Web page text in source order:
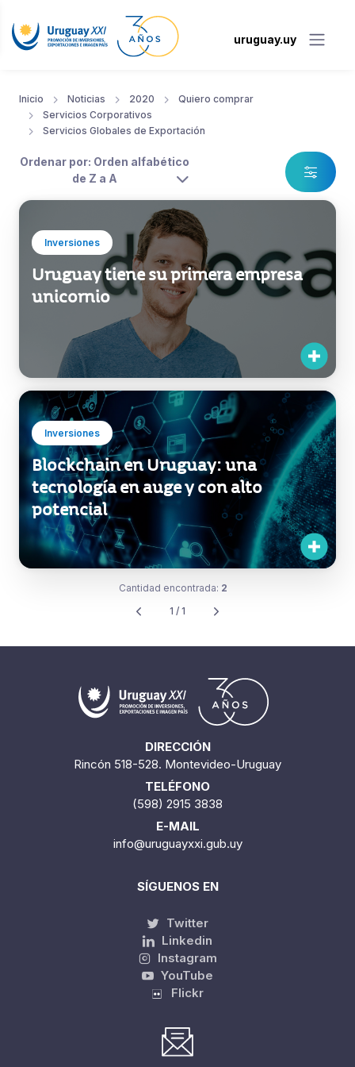
uruguay.uy
Inicio Noticias 2020
Quiero comprar
Servicios Corporativos
Servicios Globales de Exportación
Ordenar por: Orden alfabético
de Z a A
Inversiones
Uruguay tiene su primera empresa
unicornio
Inversiones
Blockchain en Uruguay: una
tecnología en auge y con alto
potencial
Cantidad encontrada: 2
1 / 1
DIRECCIÓN
Rincón 518-528. Montevideo-Uruguay
TELÉFONO
(598) 2915 3838
E-MAIL
info@uruguayxxi.gub.uy
SÍGUENOS EN
Twitter
Linkedin
Instagram
YouTube
Flickr